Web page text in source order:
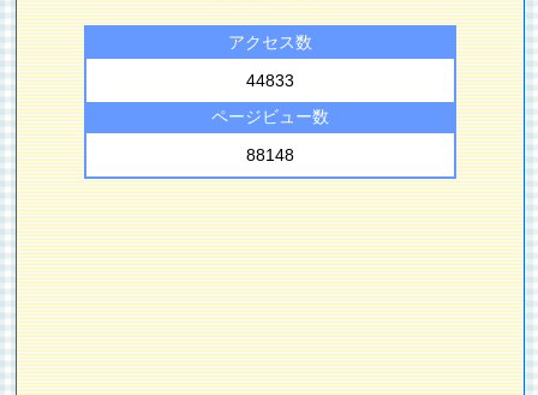
アクセス数
44833
ページビュー数
88148